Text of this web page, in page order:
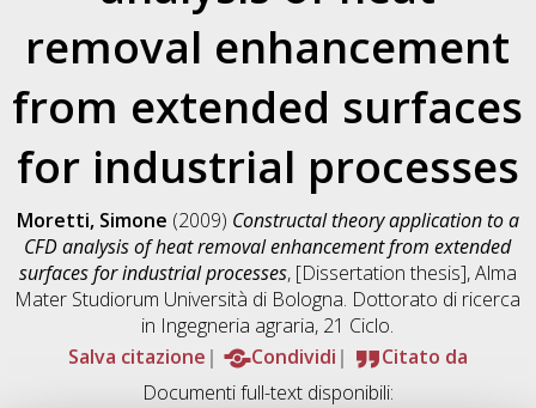
removal enhancement
from extended surfaces
for industrial processes
Moretti, Simone (2009) Constructal theory application to a
CFD analysis of heat removal enhancement from extended
surfaces for industrial processes, [Dissertation thesis], Alma
Mater Studiorum Università di Bologna. Dottorato di ricerca
in Ingegneria agraria, 21 Ciclo.
Salva citazione
Condividi
Citato da
Documenti full-text disponibili: